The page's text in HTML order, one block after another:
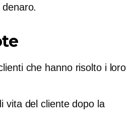
che hanno risolto i loro
vita del cliente dopo la